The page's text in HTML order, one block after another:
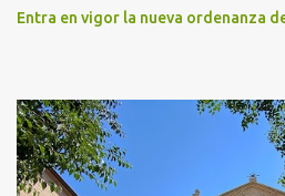
Entra en vigor la nueva ordenanza